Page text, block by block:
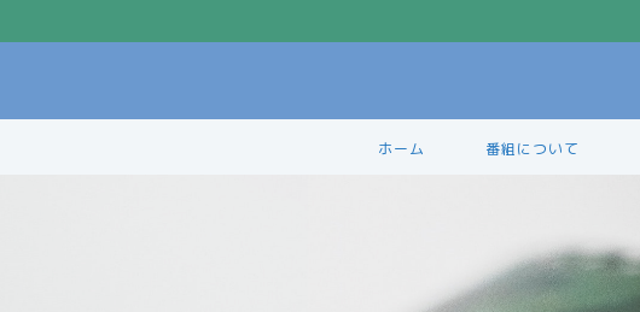
ホーム 番組について